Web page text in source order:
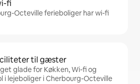
fi
Octeville ferieboliger har wi-fi
til gæster
glade for Køkken, Wi-fi og
i lejeboliger i Cherbourg-Octeville